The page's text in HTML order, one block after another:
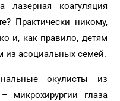
коагуляция
Практически никому,
и, как правило, детям
из асоциальных семей.
окулисты из
микрохирургии глаза